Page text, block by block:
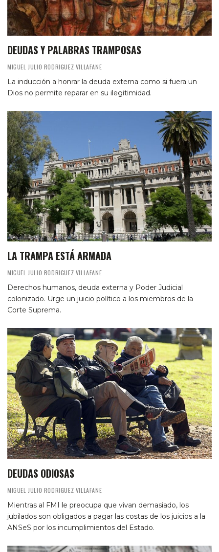
DEUDAS Y PALABRAS TRAMPOSAS
MIGUEL JULIO RODRIGUEZ VILLAFANE
La inducción a honrar la deuda externa como si fuera un
Dios no permite reparar en su ilegitimidad.
LA TRAMPA ESTÁ ARMADA
MIGUEL JULIO RODRIGUEZ VILLAFANE
Derechos humanos, deuda externa y Poder Judicial
colonizado. Urge un juicio político a los miembros de la
Corte Suprema.
DEUDAS ODIOSAS
MIGUEL JULIO RODRIGUEZ VILLAFANE
Mientras al FMI le preocupa que vivan demasiado, los
jubilados son obligados a pagar las costas de los juicios a la
ANSeS por los incumplimientos del Estado.